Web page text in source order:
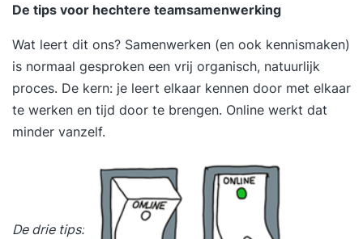
De tips voor hechtere teamsamenwerking
Wat leert dit ons? Samenwerken (en ook kennismaken)
is normaal gesproken een vrij organisch, natuurlijk
proces. De kern: je leert elkaar kennen door met elkaar
te werken en tijd door te brengen. Online werkt dat
minder vanzelf.
De drie tips: